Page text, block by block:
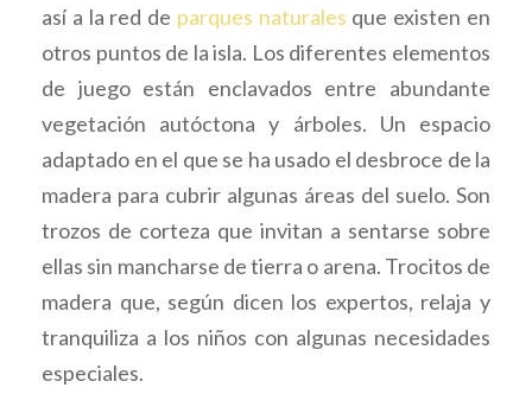
así a la red de parques naturales que existen en
otros puntos de la isla. Los diferentes elementos
de juego están enclavados entre abundante
vegetación autóctona y árboles. Un espacio
adaptado en el que se ha usado el desbroce de la
madera para cubrir algunas áreas del suelo. Son
trozos de corteza que invitan a sentarse sobre
ellas sin mancharse de tierra o arena. Trocitos de
madera que, según dicen los expertos, relaja y
tranquiliza a los niños con algunas necesidades
especiales.